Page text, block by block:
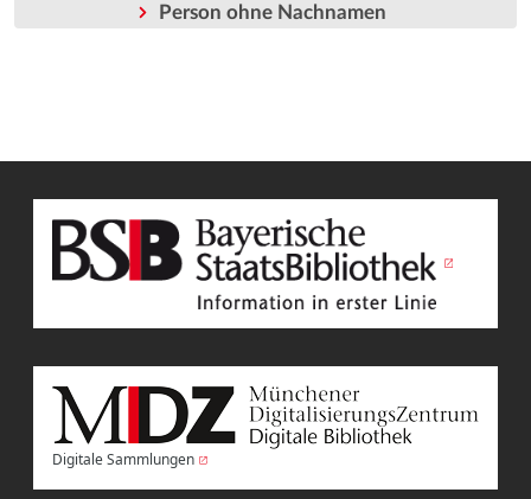
Person ohne Nachnamen
Digitale Sammlungen